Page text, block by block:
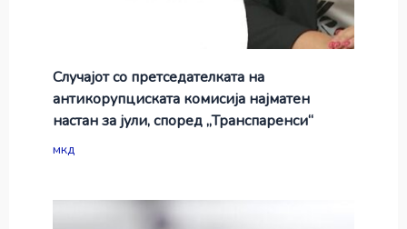
Случајот со претседателката на
антикорупциската комисија најматен
настан за јули, според „Транспаренси“
мкд